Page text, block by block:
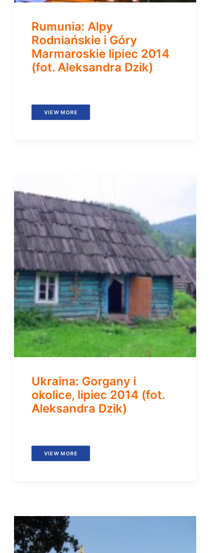
Rumunia: Alpy
Rodniańskie i Góry
Marmaroskie lipiec 2014
(fot. Aleksandra Dzik)
VIEW MORE
Ukraina: Gorgany i
okolice, lipiec 2014 (fot.
Aleksandra Dzik)
VIEW MORE